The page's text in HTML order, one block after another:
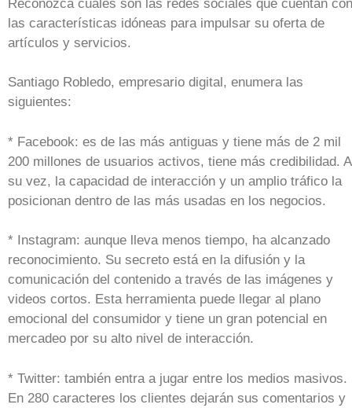
Reconozca cuáles son las redes sociales que cuentan con
las características idóneas para impulsar su oferta de
artículos y servicios.
Santiago Robledo, empresario digital, enumera las
siguientes:
* Facebook: es de las más antiguas y tiene más de 2 mil
200 millones de usuarios activos, tiene más credibilidad. A
su vez, la capacidad de interacción y un amplio tráfico la
posicionan dentro de las más usadas en los negocios.
* Instagram: aunque lleva menos tiempo, ha alcanzado
reconocimiento. Su secreto está en la difusión y la
comunicación del contenido a través de las imágenes y
videos cortos. Esta herramienta puede llegar al plano
emocional del consumidor y tiene un gran potencial en
mercadeo por su alto nivel de interacción.
* Twitter: también entra a jugar entre los medios masivos.
En 280 caracteres los clientes dejarán sus comentarios y